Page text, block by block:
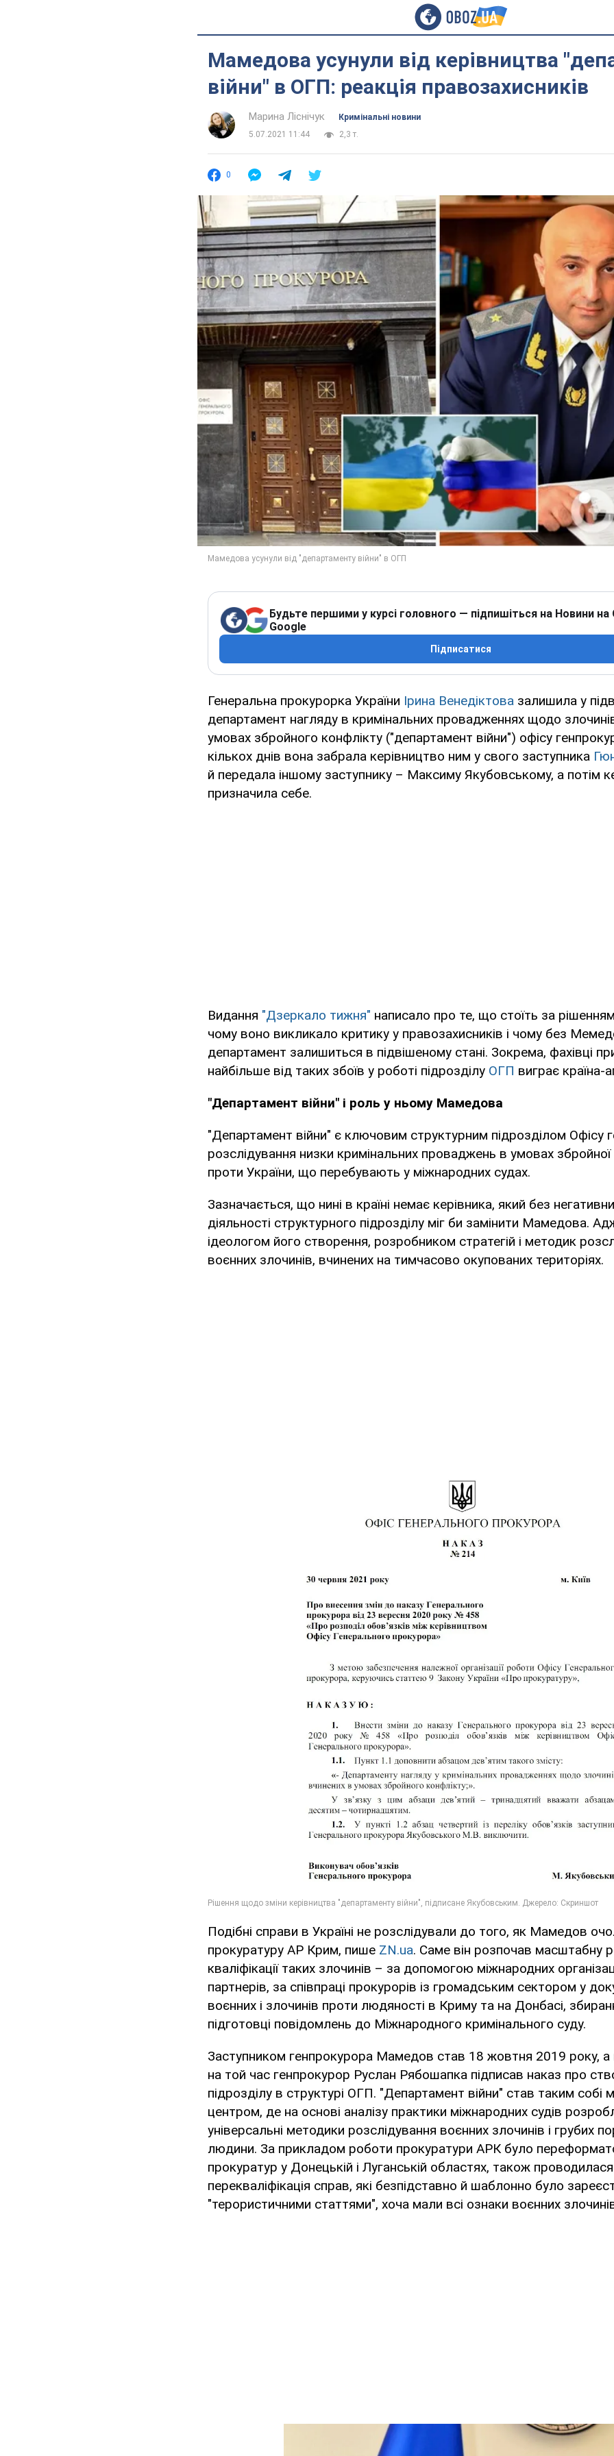
Мамедова усунули від керівництва
війни" в ОГП: реакція правозахисників
Марина Ліснічук
Кримінальні новини
5.07.2021 11:44
2,3 т.
0
Будьте першими у курсі головного — підпишіться на Новини на
Google
Підписатися
Генеральна прокурорка України Ірина Венедіктова залишила у
департамент нагляду в кримінальних провадженнях щодо
умовах збройного конфлікту ("департамент війни") офісу
кількох днів вона забрала керівництво ним у свого заступника
й передала іншому заступнику – Максиму Якубовському, а потім
призначила себе.
Видання "Дзеркало тижня" написало про те, що стоїть за
чому воно викликало критику у правозахисників і чому без
департамент залишиться в підвішеному стані. Зокрема, фахівці
найбільше від таких збоїв у роботі підрозділу ОГП виграє країна-
"Департамент війни" і роль у ньому Мамедова
"Департамент війни" є ключовим структурним підрозділом Офісу
розслідування низки кримінальних проваджень в умовах збройної
проти України, що перебувають у міжнародних судах.
Зазначається, що нині в країні немає керівника, який без
діяльності структурного підрозділу міг би замінити Мамедова.
ідеологом його створення, розробником стратегій і методик
воєнних злочинів, вчинених на тимчасово окупованих територіях.
Подібні справи в Україні не розслідували до того, як Мамедов
прокуратуру АР Крим, пише ZN.ua. Саме він розпочав масштабну
кваліфікації таких злочинів – за допомогою міжнародних
партнерів, за співпраці прокурорів із громадським сектором у
воєнних і злочинів проти людяності в Криму та на Донбасі,
підготовці повідомлень до Міжнародного кримінального суду.
Заступником генпрокурора Мамедов став 18 жовтня 2019 року,
на той час генпрокурор Руслан Рябошапка підписав наказ про
підрозділу в структурі ОГП. "Департамент війни" став таким собі
центром, де на основі аналізу практики міжнародних судів
універсальні методики розслідування воєнних злочинів і грубих
людини. За прикладом роботи прокуратури АРК було
прокуратур у Донецькій і Луганській областях, також
перекваліфікація справ, які безпідставно й шаблонно було
"терористичними статтями", хоча мали всі ознаки воєнних